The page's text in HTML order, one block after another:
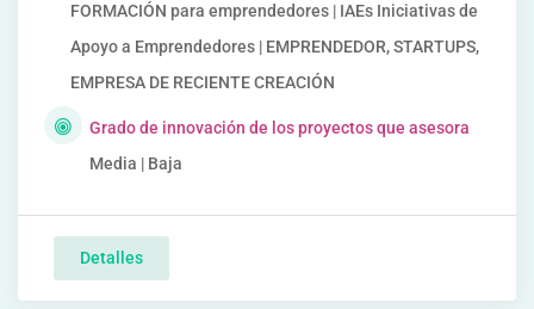
FORMACIÓN para emprendedores | IAEs Iniciativas de
Apoyo a Emprendedores | EMPRENDEDOR, STARTUPS,
EMPRESA DE RECIENTE CREACIÓN
Grado de innovación de los proyectos que asesora
Media | Baja
Detalles